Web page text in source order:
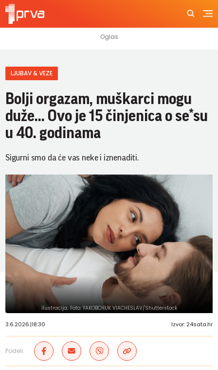
LJUBAV & VEZE
Bolji orgazam, muškarci mogu
duže... Ovo je 15 činjenica o se*su
u 40. godinama
Sigurni smo da će vas neke i iznenaditi.
Ilustracija; Foto: YAKOBCHUK VIACHESLAV/Shutterstock
3.6.2026.|18:30 Izvor: 24sata.hr
Podeli: